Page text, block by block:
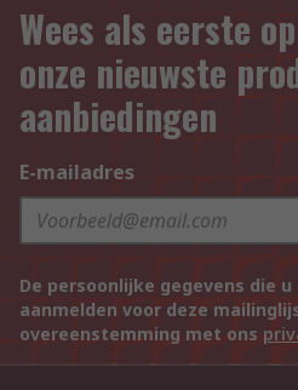
Wees als eerste
onze nieuwste
aanbiedingen
E-mailadres
De persoonlijke gegevens die
aanmelden voor deze
overeenstemming met ons